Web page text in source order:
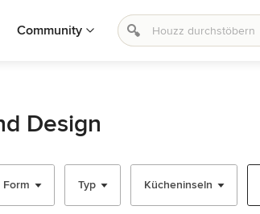
Community
Design
Form Typ Kücheninseln